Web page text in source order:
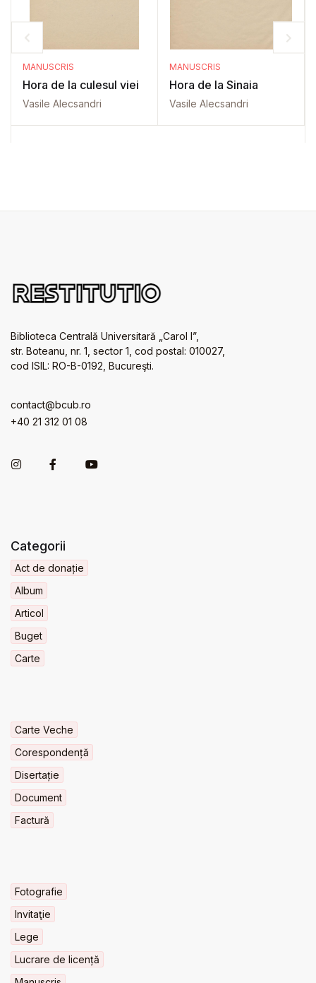
MANUSCRIS
Hora de la culesul viei
Vasile Alecsandri
MANUSCRIS
Hora de la Sinaia
Vasile Alecsandri
Biblioteca Centrală Universitară „Carol I”,
str. Boteanu, nr. 1, sector 1, cod postal: 010027,
cod ISIL: RO-B-0192, Bucureşti.
contact@bcub.ro
+40 21 312 01 08
Categorii
Act de donație
Album
Articol
Buget
Carte
Carte Veche
Corespondență
Disertație
Document
Factură
Fotografie
Invitaţie
Lege
Lucrare de licență